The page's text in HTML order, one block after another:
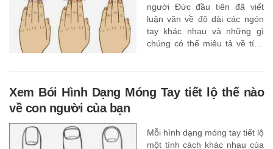
người Đức đầu tiên đã viết
luận văn về độ dài các ngón
tay khác nhau và những gì
chúng có thể miêu tả về tính
Xem Bói Hình Dạng Móng Tay tiết lộ thế nào
về con người của bạn
Mỗi hình dạng móng tay tiết lộ
một tính cách khác nhau của